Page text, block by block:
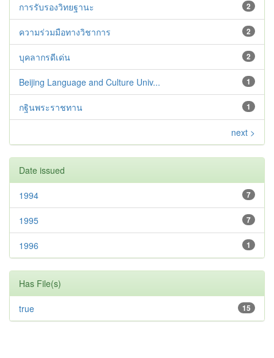
2
การรับรองวิทยฐานะ
2
ความร่วมมือทางวิชาการ
2
บุคลากรดีเด่น
1
Beijing Language and Culture Univ...
1
กฐินพระราชทาน
next >
Date issued
7
1994
7
1995
1
1996
Has File(s)
15
true